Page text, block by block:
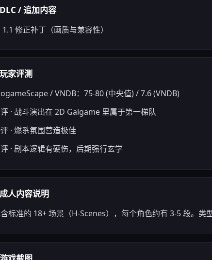
DLC / 追加内容
1.1 修正补丁（画质与兼容性）
玩家评测
/ VNDB：75-80 (中央值) / 7.6 (VNDB)
· 战斗演出在 2D Galgame 里属于第一梯队
· 燃系氛围营造极佳
· 剧本逻辑有硬伤，后期强行玄学
成人内容说明
标准的 18+ 场景（H-Scenes），每个角色约有 3-5 段。类